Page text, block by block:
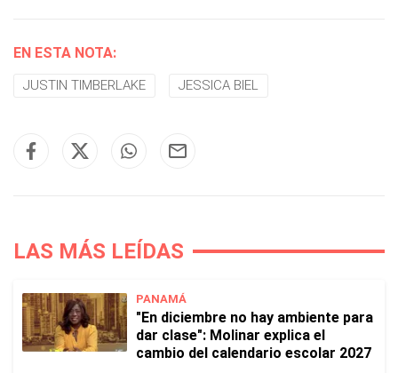
EN ESTA NOTA:
JUSTIN TIMBERLAKE JESSICA BIEL
LAS MÁS LEÍDAS
PANAMÁ
"En diciembre no hay ambiente para
dar clase": Molinar explica el
cambio del calendario escolar 2027